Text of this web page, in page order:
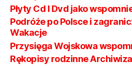
Płyty Cd I Dvd jako
Podróże po Polsce i
Wakacje
Przysięga Wojskowa
Rękopisy rodzinne